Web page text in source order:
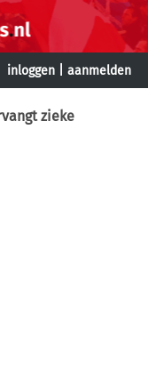
inloggen aanmelden
zieke